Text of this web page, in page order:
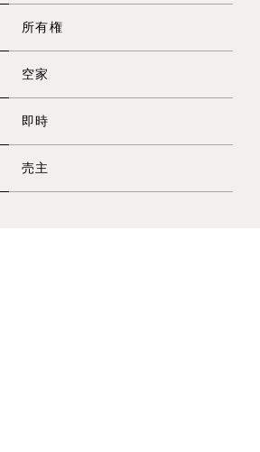
所有権
空家
即時
売主